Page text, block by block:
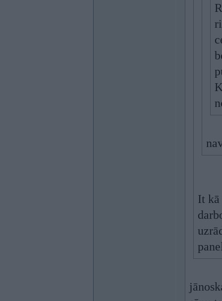
It kā